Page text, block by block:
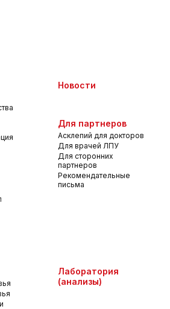
Новости
Для партнеров
Асклепий для докторов
Для врачей ЛПУ
Для сторонних
партнеров
Рекомендательные
письма
Лаборатория
(анализы)